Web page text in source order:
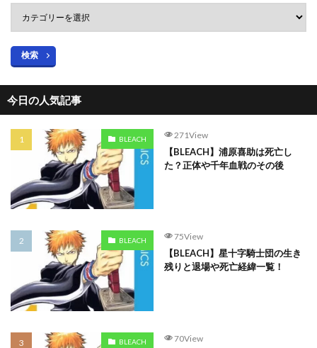
検索
今日の人気記事
BLEACH 271View
【BLEACH】浦原喜助は死亡し
た？正体や千年血戦のその後
BLEACH 75View
【BLEACH】星十字騎士団の生き
残りと退場や死亡経緯一覧！
BLEACH 70View